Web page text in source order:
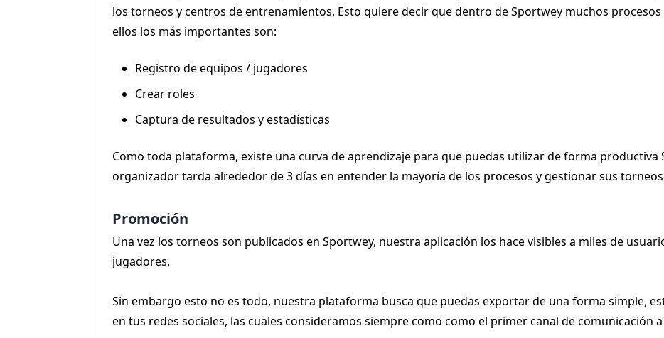
los torneos y centros de entrenamientos. Esto quiere decir que dentro de Sportwey muchos
ellos los más importantes son:
Registro de equipos / jugadores
Crear roles
Captura de resultados y estadísticas
Como toda plataforma, existe una curva de aprendizaje para que puedas utilizar de forma productiva
organizador tarda alrededor de 3 días en entender la mayoría de los procesos y gestionar sus
Promoción
Una vez los torneos son publicados en Sportwey, nuestra aplicación los hace visibles a miles de
jugadores.
Sin embargo esto no es todo, nuestra plataforma busca que puedas exportar de una forma simple,
en tus redes sociales, las cuales consideramos siempre como como el primer canal de comunicación